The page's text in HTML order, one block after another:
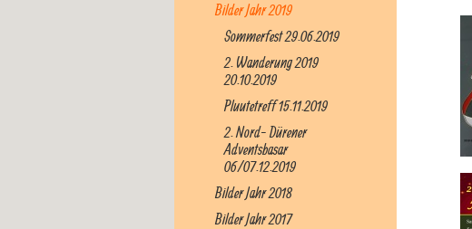
Bilder Jahr 2019
Sommerfest 29.06.2019
2. Wanderung 2019
20.10.2019
Pluutetreff 15.11.2019
2. Nord- Dürener
Adventsbasar
06/07.12.2019
Bilder Jahr 2018
Bilder Jahr 2017